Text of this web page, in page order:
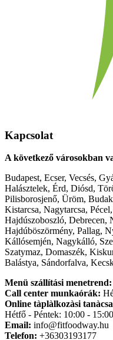
Kapcsolat
A következő városokban
Budapest, Ecser, Vecsés,
Halásztelek, Érd, Diósd,
Pilisborosjenő, Üröm,
Kistarcsa, Nagytarcsa,
Hajdúszoboszló, Debrecen,
Hajdúböszörmény, Pallag,
Kállósemjén, Nagykálló,
Szatymaz, Domaszék,
Balástya, Sándorfalva,
Menü szállítási menetrend:
Call center munkaórák:
Online tàplàlkozàsi
Hétfő - Péntek: 10:00 - 15:00
Email: info@fitfoodway.hu
Telefon: +36303193177